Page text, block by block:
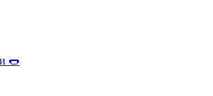
🌭